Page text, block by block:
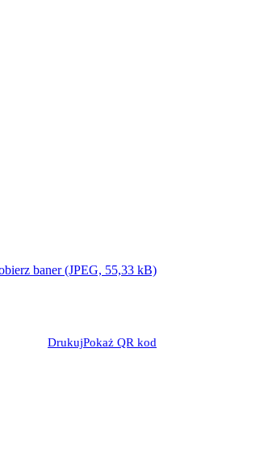
baner (JPEG, 55,33 kB)
DrukujPokaż QR kod